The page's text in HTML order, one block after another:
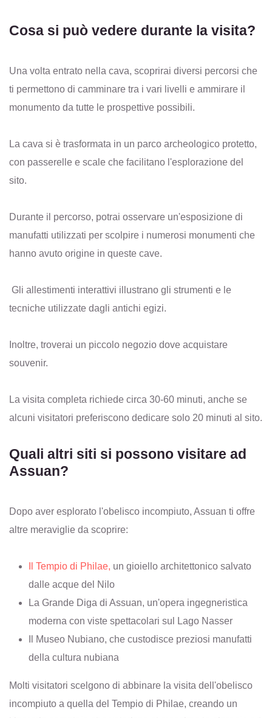
Cosa si può vedere durante la visita?
Una volta entrato nella cava, scoprirai diversi percorsi che
ti permettono di camminare tra i vari livelli e ammirare il
monumento da tutte le prospettive possibili.
La cava si è trasformata in un parco archeologico protetto,
con passerelle e scale che facilitano l'esplorazione del
sito.
Durante il percorso, potrai osservare un'esposizione di
manufatti utilizzati per scolpire i numerosi monumenti che
hanno avuto origine in queste cave.
Gli allestimenti interattivi illustrano gli strumenti e le
tecniche utilizzate dagli antichi egizi.
Inoltre, troverai un piccolo negozio dove acquistare
souvenir.
La visita completa richiede circa 30-60 minuti, anche se
alcuni visitatori preferiscono dedicare solo 20 minuti al sito.
Quali altri siti si possono visitare ad
Assuan?
Dopo aver esplorato l'obelisco incompiuto, Assuan ti offre
altre meraviglie da scoprire:
Il Tempio di Philae, un gioiello architettonico salvato
dalle acque del Nilo
La Grande Diga di Assuan, un'opera ingegneristica
moderna con viste spettacolari sul Lago Nasser
Il Museo Nubiano, che custodisce preziosi manufatti
della cultura nubiana
Molti visitatori scelgono di abbinare la visita dell'obelisco
incompiuto a quella del Tempio di Philae, creando un